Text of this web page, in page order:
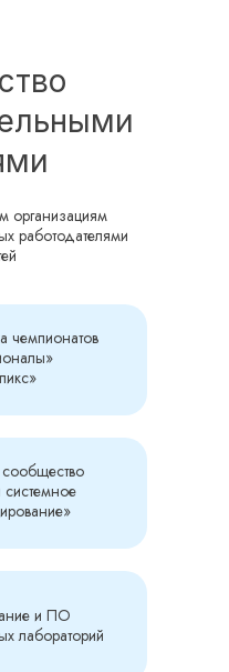
организациям
работодателями
системное
чемпионатов
и ПО
лабораторий